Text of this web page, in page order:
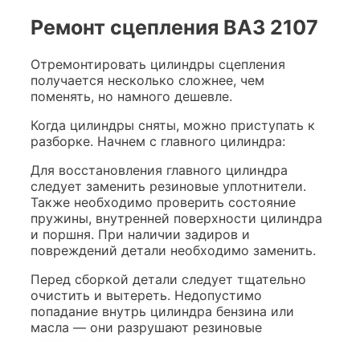
Ремонт сцепления ВАЗ 2107
Отремонтировать цилиндры сцепления
получается несколько сложнее, чем
поменять, но намного дешевле.
Когда цилиндры сняты, можно приступать к
разборке. Начнем с главного цилиндра:
Для восстановления главного цилиндра
следует заменить резиновые уплотнители.
Также необходимо проверить состояние
пружины, внутренней поверхности цилиндра
и поршня. При наличии задиров и
повреждений детали необходимо заменить.
Перед сборкой детали следует тщательно
очистить и вытереть. Недопустимо
попадание внутрь цилиндра бензина или
масла — они разрушают резиновые